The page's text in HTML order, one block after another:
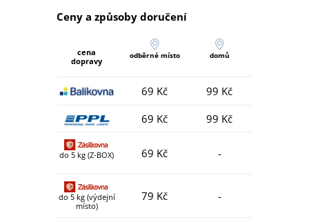
Ceny a způsoby doručení
cena
dopravy
odběrné místo domů
69 Kč
99 Kč
69 Kč
99 Kč
do 5 kg (Z-BOX) 69 Kč -
do 5 kg (výdejní
místo)
79 Kč -